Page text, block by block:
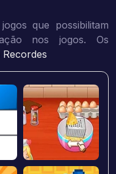
que possibilitam
nos jogos. Os
Recordes